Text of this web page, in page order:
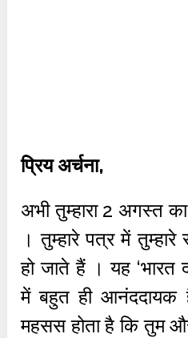
प्रिय अर्चना,
अभी तुम्हारा 2 अगस्त
। तुम्हारे पत्र में
हो जाते हैं । यह ‘भारत
में बहुत ही आनंददायक
महसस होता है कि तुम